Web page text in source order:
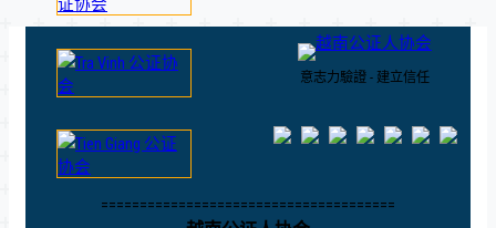
意志力驗證 - 建立信任
======================================